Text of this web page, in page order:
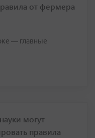
от фермера
— главные
могут
правила